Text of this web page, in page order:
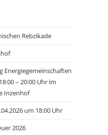
Rebzikade
– 20:00 Uhr im
Inzenhof
um 18:00 Uhr
2026